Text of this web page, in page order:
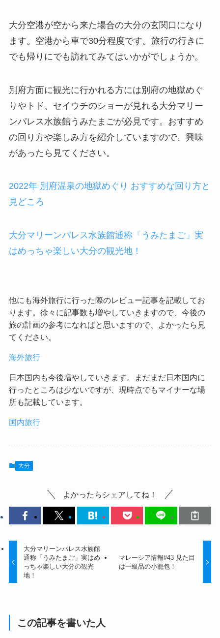
大分空港が空から来た場合の大分の玄関口になり
ます。空港から車で30分程度です。旅行の行きに
でも帰りにでも訪れてみてはいかがでしょうか。
別府方面に観光に行かれる方には別府の地獄めぐ
りやトド、セイウチのショーが見れる大分マリー
ンパレス水族館うみたまごが必見です。おすすめ
の回り方や楽しみ方を紹介していますので、興味
があったら見てください。
2022年 別府温泉の地獄めぐり おすすめな回り方と
見どころ
大分マリーンパレス水族館通称「うみたまご」実
はめっちゃ楽しい大分の観光地！
他にも海外旅行に行った際のレビュー記事を記載してお
ります。徐々に記事数も増やしていきますので、今後の
旅の計画の参考になればと思いますので、よかったら見
てください。
海外旅行
日本国内も今後増やしていきます。まだまだ日本国内に
行ったところは少ないですが、現時点でもマイナーな場
所も記載しています。
国内旅行
大分
よかったらシェアしてね！
大分マリーンパレス水族館
通称「うみたまご」実はめ
っちゃ楽しい大分の観光
地！
マレーシア情報#43 見た目
は一級品の小籠包！
この記事を書いた人